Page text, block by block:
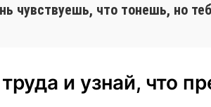
чувствуешь, что тонешь, но
и узнай, что